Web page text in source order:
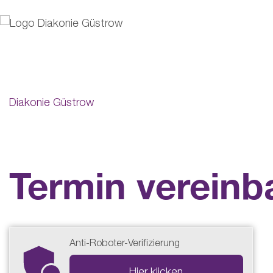
Diakonie Güstrow
Termin
Anti-Roboter-Verifizierung